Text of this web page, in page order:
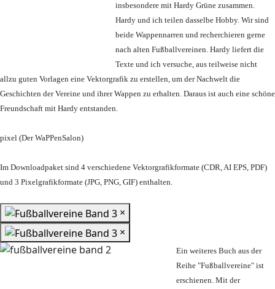
insbesondere mit Hardy Grüne zusammen.
Hardy und ich teilen dasselbe Hobby. Wir sind
beide Wappennarren und recherchieren gerne
nach alten Fußballvereinen. Hardy liefert die
Texte und ich versuche, aus teilweise nicht
allzu guten Vorlagen eine Vektorgrafik zu erstellen, um der Nachwelt die
Geschichten der Vereine und ihrer Wappen zu erhalten. Daraus ist auch eine schöne
Freundschaft mit Hardy entstanden.
pixel (Der WaPPenSalon)
Im Downloadpaket sind 4 verschiedene Vektorgrafikformate (CDR, AI EPS, PDF)
und 3 Pixelgrafikformate (JPG, PNG, GIF) enthalten.
×
×
Ein weiteres Buch aus der
Reihe "Fußballvereine" ist
erschienen. Mit der